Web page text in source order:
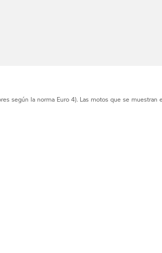
según la norma Euro 4). Las motos que se muestran